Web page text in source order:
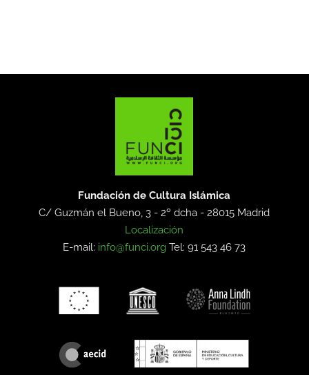
Fundación de Cultura Islámica
C/ Guzmán el Bueno, 3 - 2º dcha -28015 Madrid
Localización
E-mail: info@funci.org Tel: 91 543 46 73